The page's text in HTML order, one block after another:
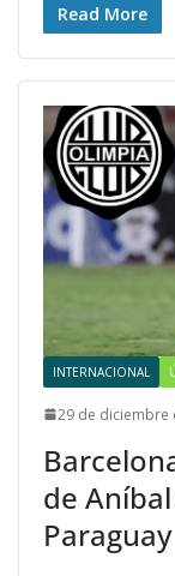
Read More
INTERNACIONAL
29 de diciembre
de
Paraguay